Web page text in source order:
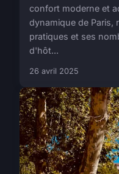
confort moderne et
dynamique de Paris,
pratiques et ses
d'hôt...
26 avril 2025